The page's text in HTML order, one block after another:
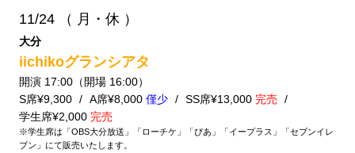
11/24 （ 月・休 ）
大分
iichikoグランシアタ
開演 17:00（開場 16:00）
S席¥9,300
A席¥8,000 僅少 SS席¥13,000 完売
学生席¥2,000 完売
※学生席は「OBS大分放送」「ローチケ」「ぴあ」「イープラス」「セブンイレ
ブン」にて販売いたします。